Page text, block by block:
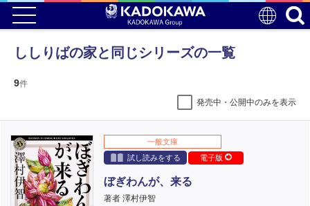
ししりばの家と同じシリーズの一覧
9件
発売中・公開中のみを表示
一般文庫
試し読みをする
電子版
ぼぎわんが、来る
著者 澤村伊智